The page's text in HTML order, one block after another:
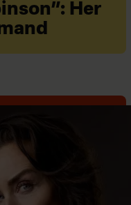
Her